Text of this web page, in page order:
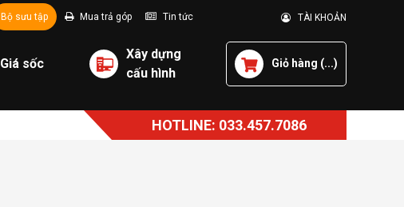
Bộ sưu tập Mua trả góp Tin tức TÀI KHOẢN
Giá sốc
Xây dựng
cấu hình
Giỏ hàng (...)
HOTLINE: 033.457.7086